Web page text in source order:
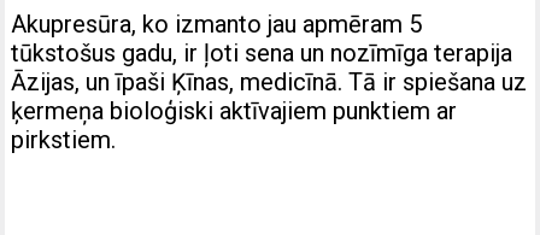
Akupresūra, ko izmanto jau apmēram 5
tūkstošus gadu, ir ļoti sena un nozīmīga terapija
Āzijas, un īpaši Ķīnas, medicīnā. Tā ir spiešana uz
ķermeņa bioloģiski aktīvajiem punktiem ar
pirkstiem.